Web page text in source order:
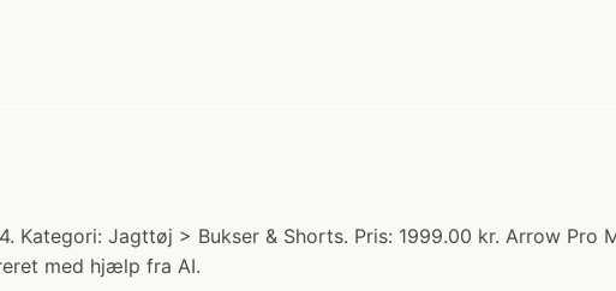
Kategori: Jagttøj > Bukser & Shorts. Pris: 1999.00 kr. Arrow Pro
med hjælp fra AI.